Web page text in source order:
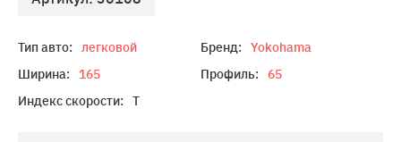
Тип авто: легковой Бренд:
Yokohama
Ширина:
165 Профиль:
65
Индекс скорости:
T